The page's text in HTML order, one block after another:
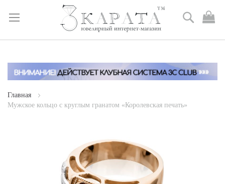
Skip
Content
Поиск
Главная
Мужское кольцо с круглым гранатом «Королевская печать»